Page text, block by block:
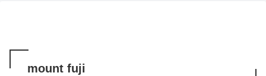
mount fuji